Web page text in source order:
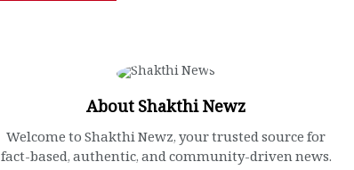
About Shakthi Newz
Welcome to Shakthi Newz, your trusted source for
fact-based, authentic, and community-driven news.